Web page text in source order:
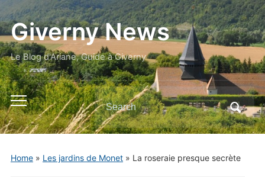
Giverny News
Le Blog d'Ariane, Guide à Giverny
Toggle
mobile
menu
Search
for:
Home» Les jardins de Monet» La roseraie presque secrète